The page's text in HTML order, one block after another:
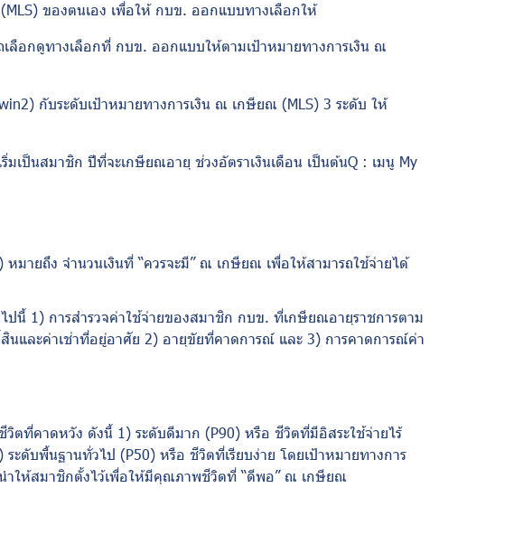
MLS) ของตนเอง เพื่อให้ กบข. ออกแบบทางเลือกให้
อกดูทางเลือกที่ กบข. ออกแบบให้ตามเป้าหมายทางการเงิน ณ
2) กับระดับเป้าหมายทางการเงิน ณ เกษียณ (MLS) 3 ระดับ ให้
เป็นสมาชิก ปีที่จะเกษียณอายุ ช่วงอัตราเงินเดือน เป็นต้นQ : เมนู My
หมายถึง จำนวนเงินที่ “ควรจะมี” ณ เกษียณ เพื่อให้สามารถใช้จ่ายได้
นี้ 1) การสำรวจค่าใช้จ่ายของสมาชิก กบข. ที่เกษียณอายุราชการตาม
และค่าเช่าที่อยู่อาศัย 2) อายุขัยที่คาดการณ์ และ 3) การคาดการณ์ค่า
วิตที่คาดหวัง ดังนี้ 1) ระดับดีมาก (P90) หรือ ชีวิตที่มีอิสระใช้จ่ายไร้
ระดับพื้นฐานทั่วไป (P50) หรือ ชีวิตที่เรียบง่าย โดยเป้าหมายทางการ
ำให้สมาชิกตั้งไว้เพื่อให้มีคุณภาพชีวิตที่ “ดีพอ” ณ เกษียณ